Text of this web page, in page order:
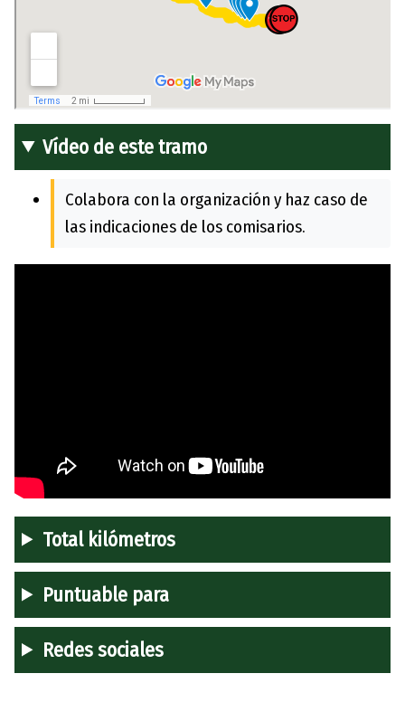
Vídeo de este tramo
Colabora con la organización y haz caso de
las indicaciones de los comisarios.
Total kilómetros
Puntuable para
Redes sociales